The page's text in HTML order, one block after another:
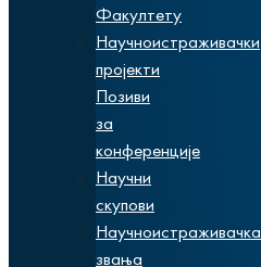
Факултету
Научноистраживачки
пројекти
Позиви
за
конференције
Научни
скупови
Научноистраживачка
звања